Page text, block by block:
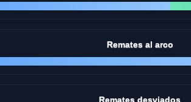
Remates al arco
Remates desviados